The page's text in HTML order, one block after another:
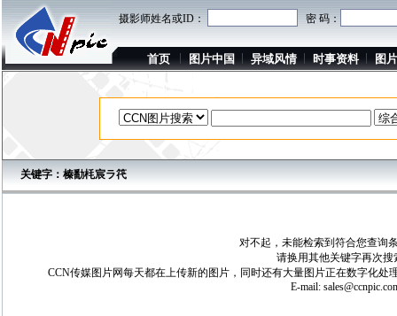
摄影师姓名或ID： 密 码：
首页 图片中国 异域风情 时事资料 图
关键字：榛勫枆宸ラ笩
对不起，未能检索到符合您查询
请换用其他关键字再次搜
CCN传媒图片网每天都在上传新的图片，同时还有大量图片正在数字化处
E-mail: